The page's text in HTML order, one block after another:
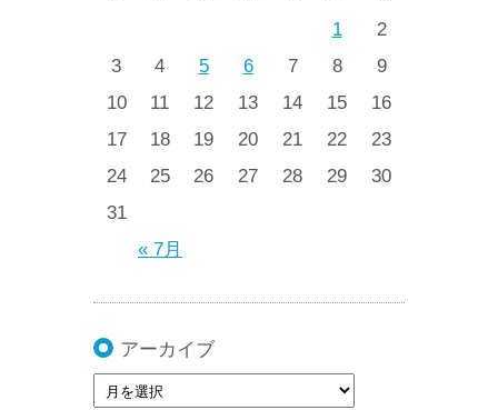
« 7月
1
2
3
4 5 6 7 8
9
10
11 12 13 14 15
16
17
18 19 20 21 22
23
24
25 26 27 28 29
30
31
アーカイブ